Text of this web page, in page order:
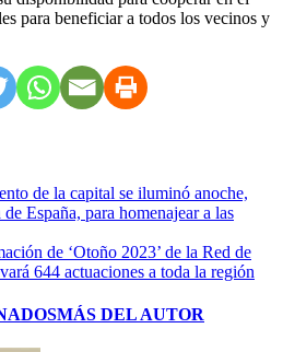
para beneficiar a todos los vecinos y
de la capital se iluminó anoche,
España, para homenajear a las
de ‘Otoño 2023’ de la Red de
644 actuaciones a toda la región
MÁS DEL AUTOR